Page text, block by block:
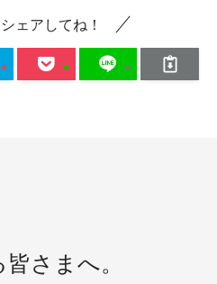
ェアしてね！
さまへ。